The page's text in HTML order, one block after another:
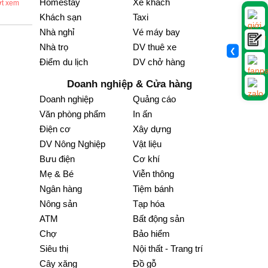
❮
xem
Khách sạn
Nhà nghỉ
Nhà trọ
Điểm du lịch
Taxi
Vé máy bay
DV thuê xe
DV chở hàng
Doanh nghiệp & Cửa hàng
Doanh nghiệp
Văn phòng phẩm
Điện cơ
DV Nông Nghiệp
Bưu điện
Mẹ & Bé
Ngân hàng
Nông sản
ATM
Chợ
Siêu thị
Cây xăng
Quảng cáo
In ấn
Xây dựng
Vật liệu
Cơ khí
Viễn thông
Tiệm bánh
Tạp hóa
Bất động sản
Bảo hiểm
Nội thất - Trang trí
Đồ gỗ